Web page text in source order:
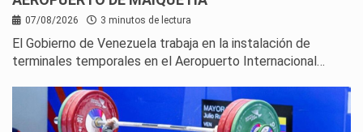
07/08/2026 3 minutos de lectura
El Gobierno de Venezuela trabaja en la instalación de
terminales temporales en el Aeropuerto Internacional…